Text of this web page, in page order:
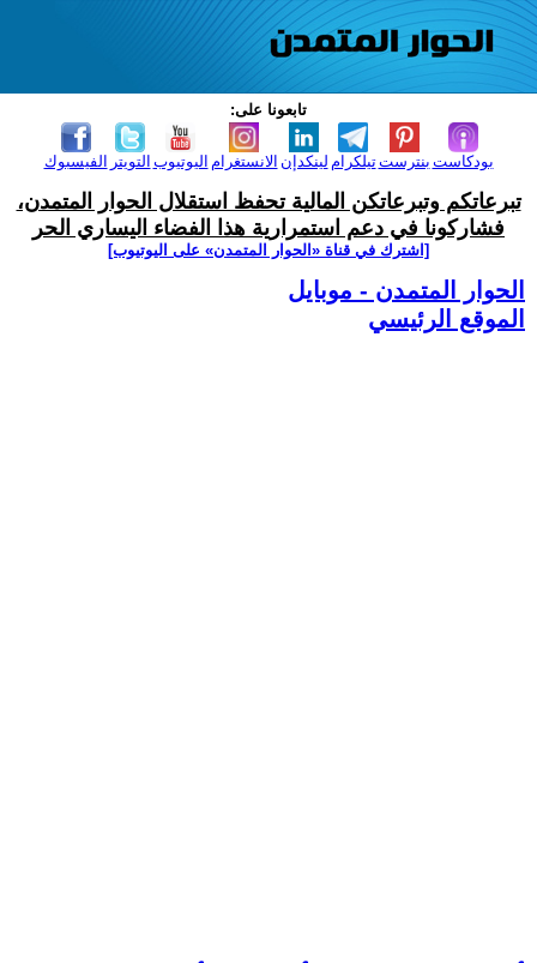
تابعونا على:
الفيسبوك التويتر اليوتيوب الانستغرام لينكدإن تيلكرامبنترست بودكاست
تبرعاتكم وتبرعاتكن المالية تحفظ استقلال الحوار المتمدن،
فشاركونا في دعم استمرارية هذا الفضاء اليساري الحر
[اشترك في قناة ‫«الحوار المتمدن» على اليوتيوب]
الحوار المتمدن - موبايل
الموقع الرئيسي